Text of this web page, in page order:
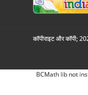
कॉपीराइट और कॉपी;
BCMath lib not